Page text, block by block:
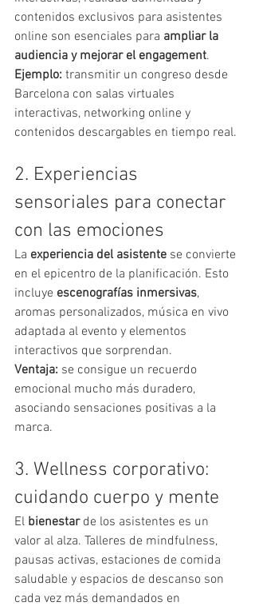
contenidos exclusivos para asistentes
online son esenciales para ampliar la
audiencia y mejorar el engagement.
Ejemplo: transmitir un congreso desde
Barcelona con salas virtuales
interactivas, networking online y
contenidos descargables en tiempo real.
2. Experiencias
sensoriales para conectar
con las emociones
La experiencia del asistente se convierte
en el epicentro de la planificación. Esto
incluye escenografías inmersivas,
aromas personalizados, música en vivo
adaptada al evento y elementos
interactivos que sorprendan.
Ventaja: se consigue un recuerdo
emocional mucho más duradero,
asociando sensaciones positivas a la
marca.
3. Wellness corporativo:
cuidando cuerpo y mente
El bienestar de los asistentes es un
valor al alza. Talleres de mindfulness,
pausas activas, estaciones de comida
saludable y espacios de descanso son
cada vez más demandados en